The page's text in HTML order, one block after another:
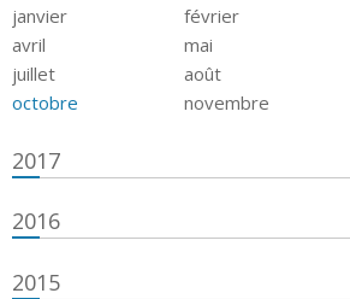
janvier février
avril
mai
juillet
août
octobre
novembre
2017
2016
2015